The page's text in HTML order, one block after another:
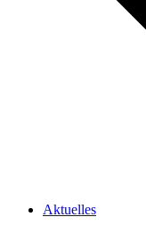
Aktuelles